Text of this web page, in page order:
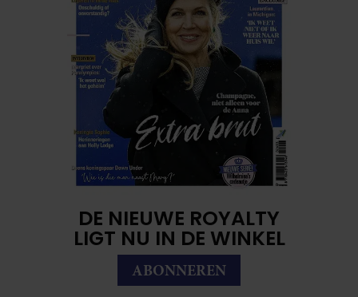
DE NIEUWE ROYALTY
LIGT NU IN DE WINKEL
ABONNEREN